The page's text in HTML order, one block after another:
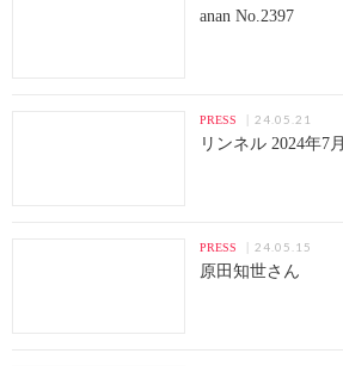
anan No.2397
PRESS 24.05.21
リンネル 2024年7
PRESS 24.05.15
原田知世さん